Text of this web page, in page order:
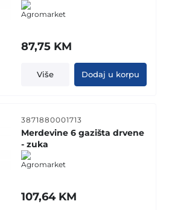
87,75 KM
Više Dodaj u korpu
3871880001713
Merdevine 6 gazišta drvene
- zuka
107,64 KM